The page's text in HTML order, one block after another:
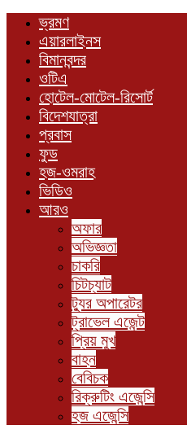
ভ্রমণ
এয়ারলাইনস
বিমানবন্দর
ওটিএ
হোটেল-মোটেল-রিসোর্ট
বিদেশযাত্রা
প্রবাস
ফুড
হজ-ওমরাহ
ভিডিও
আরও
অফার
অভিজ্ঞতা
চাকরি
চিটচ্যাট
ট্যুর অপারেটর
ট্রাভেল এজেন্ট
প্রিয় মুখ
বাহন
বেবিচক
রিক্রুটিং এজেন্সি
হজ এজেন্সি